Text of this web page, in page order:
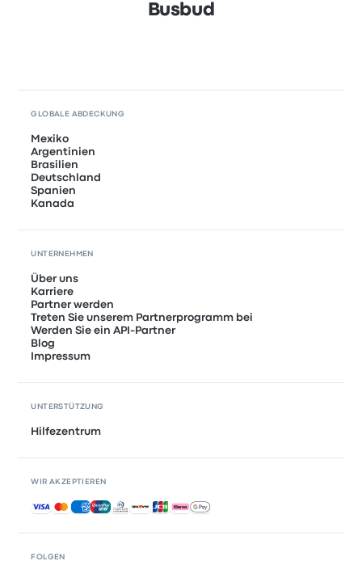
Busbud
FOLGEN
GLOBALE ABDECKUNG
Mexiko
Argentinien
Brasilien
Deutschland
Spanien
Kanada
UNTERNEHMEN
Über uns
Karriere
Partner werden
Treten Sie unserem Partnerprogramm bei
Werden Sie ein API-Partner
Blog
Impressum
UNTERSTÜTZUNG
Hilfezentrum
WIR AKZEPTIEREN
Akzeptierte Zahlungsmethoden